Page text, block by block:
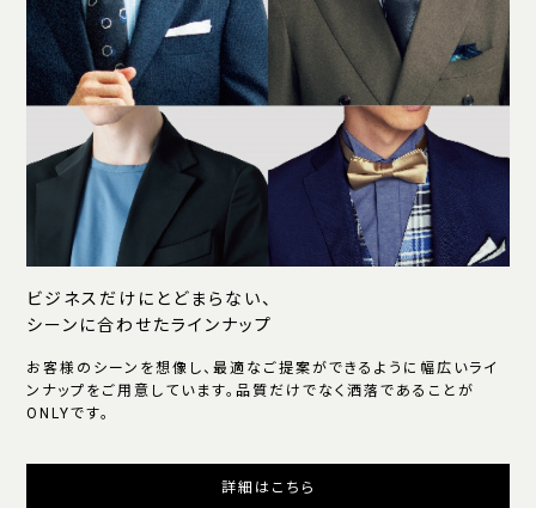
ビジネスだけにとどまらない、
シーンに合わせたラインナップ
お客様のシーンを想像し、最適なご提案ができるように幅広いライ
ンナップをご用意しています。品質だけでなく洒落であることが
ONLYです。
詳細はこちら